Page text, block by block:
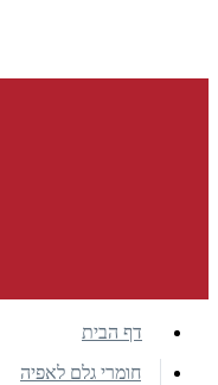
דף הבית
חומרי גלם לאפיה